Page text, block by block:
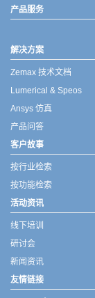
产品服务
解决方案
Zemax 技术文档
Lumerical & Speos
Ansys 仿真
产品问答
客户故事
按行业检索
按功能检索
活动资讯
线下培训
研讨会
新闻资讯
友情链接